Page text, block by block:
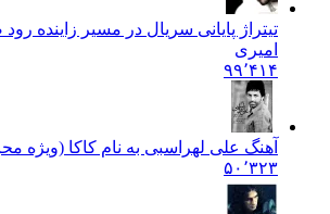
تیتراژ پایانی سریال در مسیر زاینده
امیری
۹۹٬۴۱۴
آهنگ علی لهراسبی به نام کاکا (ویژه
۵۰٬۳۲۳